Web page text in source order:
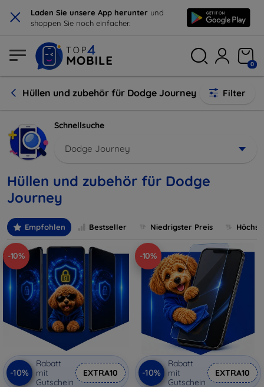
× Laden Sie unsere App herunter und
shoppen Sie noch einfacher.
0
Hüllen und zubehör für Dodge Journey Filter
Schnellsuche
Dodge Journey
Hüllen und zubehör für Dodge
Journey
Empfohlen Bestseller Niedrigster Preis
-10%
-10%
Rabatt
mit
Gutschein
EXTRA10
-10%
-10%
Rabatt
mit
Gutschein
EXTRA10